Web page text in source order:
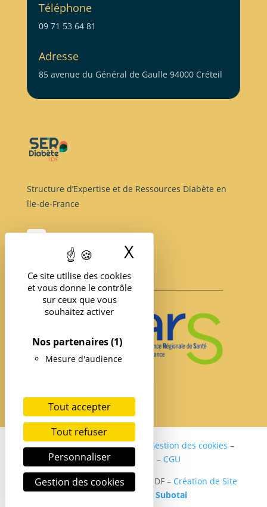
Ce site utilise des cookies
et vous donne le contrôle
sur ceux que vous
souhaitez activer
Nos partenaires(1)
Mesure d'audience
Tout accepter
Tout refuser
Personnaliser
Gestion des cookies
X
Téléphone
09 71 53 64 81
Adresse
85 avenue du Général de Gaulle 94000 Créteil
Structure d’Expertise et de Ressources Diabète en
île-de-France
Politique de confidentialité Gestion des cookies –
Mentions légales
– CGU
Copyright ©2024 SER DIABETE IDF – Création de Site
internet Santé par Subotai